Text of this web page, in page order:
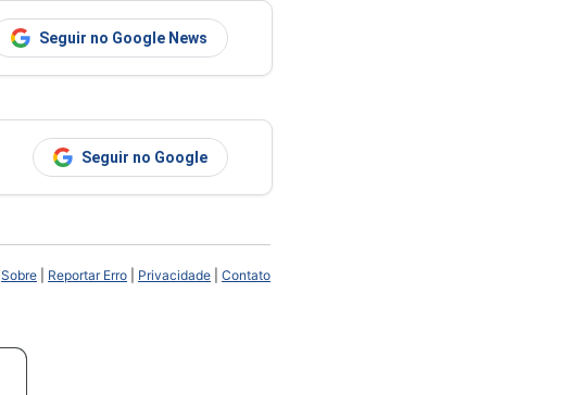
Seguir no Google News
Seguir no Google
Sobre Reportar Erro Privacidade Contato